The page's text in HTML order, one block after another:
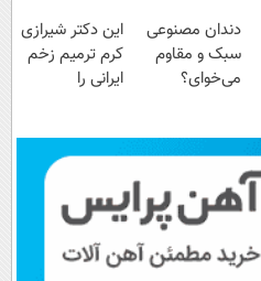
دندان مصنوعی
سبک و مقاوم
می‌خوای؟
📍تهران
این دکتر شیرازی
کرم ترمیم زخم
ایرانی را